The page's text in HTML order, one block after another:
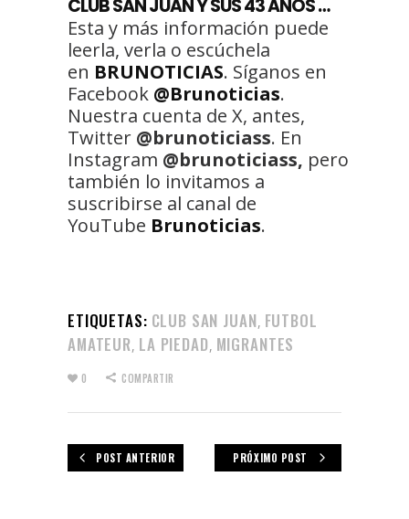
CLUB SAN JUAN Y SUS 43 AÑOS …
Esta y más información puede
leerla, verla o escúchela
en BRUNOTICIAS. Síganos en
Facebook @Brunoticias.
Nuestra cuenta de X, antes,
Twitter @brunoticiass. En
Instagram @brunoticiass, pero
también lo invitamos a
suscribirse al canal de
YouTube Brunoticias.
ETIQUETAS: CLUB SAN JUAN, FUTBOL
AMATEUR, LA PIEDAD, MIGRANTES
0 COMPARTIR
POST ANTERIOR PRÓXIMO POST